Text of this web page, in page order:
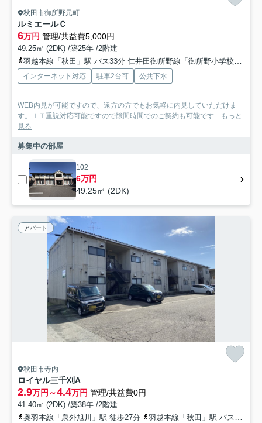
秋田市御所野元町
ルミエールＣ
6万円 管理/共益費5,000円
49.25㎡ (2DK) /築25年 /2階建
羽越本線「秋田」駅 バス33分 仁井田御所野線「御所野小学校入口」 停歩7分
インターネット対応 駐車2台可 公共下水
WEB内見が可能ですので、遠方の方でもお気軽に内見していただけま
す。ＩＴ重説対応可能ですので隙間時間でのご契約も可能です... もっと
見る
募集中の部屋
102
6万円
49.25㎡ (2DK)
アパート
秋田市寺内
ロイヤル三千刈A
2.9万円～4.4万円 管理/共益費0円
41.40㎡ (2DK) /築38年 /2階建
奥羽本線「泉外旭川」駅 徒歩27分
羽越本線「秋田」駅 バス19分 新国道土崎線「高野一区」 停歩3分